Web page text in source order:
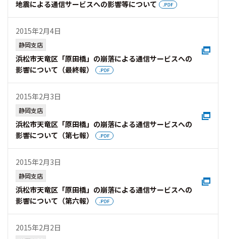
地震による通信サービスへの影響等について
2015年2月4日
静岡支店
浜松市天竜区「原田橋」の崩落による通信サービスへの
影響について（最終報）
2015年2月3日
静岡支店
浜松市天竜区「原田橋」の崩落による通信サービスへの
影響について（第七報）
2015年2月3日
静岡支店
浜松市天竜区「原田橋」の崩落による通信サービスへの
影響について（第六報）
2015年2月2日